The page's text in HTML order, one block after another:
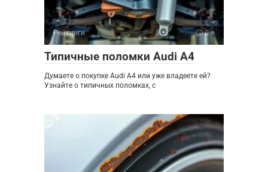
Рейтинги 0
Типичные поломки Audi A4
Думаете о покупке Audi A4 или уже владеете ей?
Узнайте о типичных поломках, с